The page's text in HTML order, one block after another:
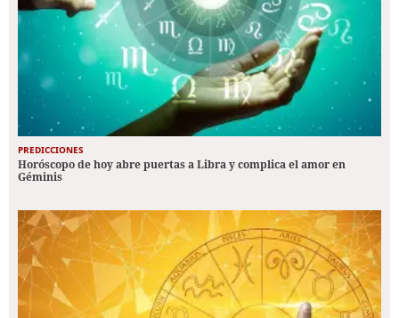
PREDICCIONES
Horóscopo de hoy abre puertas a Libra y complica el amor en
Géminis